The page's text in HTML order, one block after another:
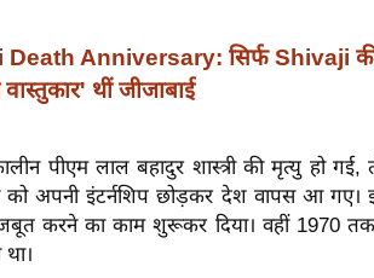
Anniversary: सिर्फ Shivaji
थीं जीजाबाई
पीएम लाल बहादुर शास्त्री की मृत्यु हो गई,
अपनी इंटर्नशिप छोड़कर देश वापस आ गए। इस
करने का काम शुरूकर दिया। वहीं 1970 तक